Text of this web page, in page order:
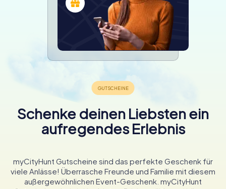
Schenke deinen Liebsten ein
aufregendes Erlebnis
myCityHunt Gutscheine sind das perfekte Geschenk für
viele Anlässe! Überrasche Freunde und Familie mit diesem
außergewöhnlichen Event-Geschenk. myCityHunt